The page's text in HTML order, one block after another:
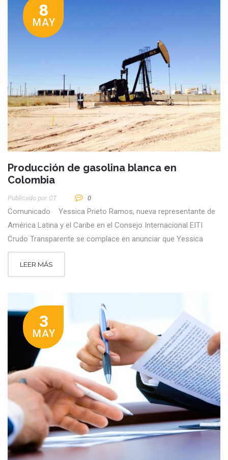
8
MAY
Producción de gasolina blanca en
Colombia
Publicado por CT 0
Comunicado Yessica Prieto Ramos, nueva representante de
América Latina y el Caribe en el Consejo Internacional EITI
Crudo Transparente se complace en anunciar que Yessica
LEER MÁS
3
MAY